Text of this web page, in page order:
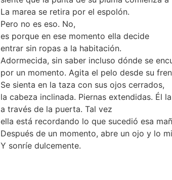
La marea se retira por el espolón.
Pero no es eso. No,
es porque en ese momento ella decide
entrar sin ropas a la habitación.
Adormecida, sin saber incluso dónde se
por un momento. Agita el pelo desde su
Se sienta en la taza con sus ojos cerrados,
la cabeza inclinada. Piernas extendidas. Él
a través de la puerta. Tal vez
ella está recordando lo que sucedió esa
Después de un momento, abre un ojo y lo
Y sonríe dulcemente.